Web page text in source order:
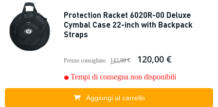
Protection Racket 6020R-00 Deluxe
Cymbal Case 22-inch with Backpack
Straps
Prezzo consigliato 142,00 € 120,00 €
Tempi di consegna non disponibili
Aggiungi al carrello